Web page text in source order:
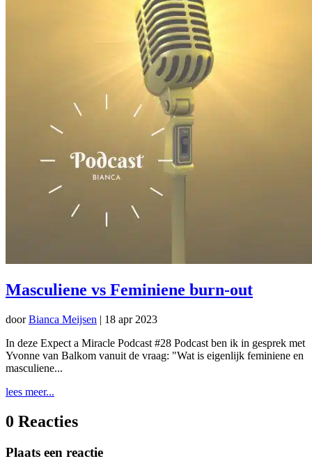
Masculiene vs Feminiene burn-out
doorBianca Meijsen | 18 apr 2023
In deze Expect a Miracle Podcast #28 Podcast ben ik in gesprek met
Yvonne van Balkom vanuit de vraag: "Wat is eigenlijk feminiene en
masculiene...
lees meer...
0 Reacties
Plaats een reactie